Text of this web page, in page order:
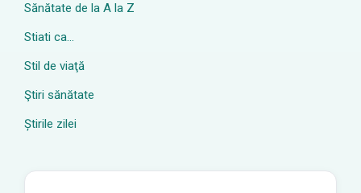
Sănătate de la A la Z
Stiati ca…
Stil de viaţă
Ştiri sănătate
Știrile zilei